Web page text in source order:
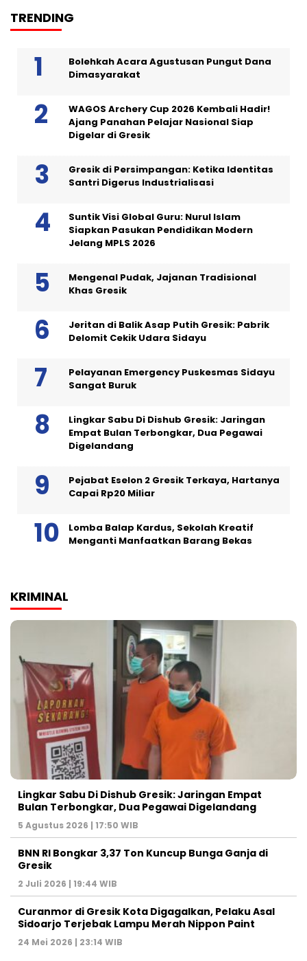
TRENDING
Bolehkah Acara Agustusan Pungut Dana
Dimasyarakat
WAGOS Archery Cup 2026 Kembali Hadir!
Ajang Panahan Pelajar Nasional Siap
Digelar di Gresik
Gresik di Persimpangan: Ketika Identitas
Santri Digerus Industrialisasi
Suntik Visi Global Guru: Nurul Islam
Siapkan Pasukan Pendidikan Modern
Jelang MPLS 2026
Mengenal Pudak, Jajanan Tradisional
Khas Gresik
Jeritan di Balik Asap Putih Gresik: Pabrik
Delomit Cekik Udara Sidayu
Pelayanan Emergency Puskesmas Sidayu
Sangat Buruk
Lingkar Sabu Di Dishub Gresik: Jaringan
Empat Bulan Terbongkar, Dua Pegawai
Digelandang
Pejabat Eselon 2 Gresik Terkaya, Hartanya
Capai Rp20 Miliar
Lomba Balap Kardus, Sekolah Kreatif
Menganti Manfaatkan Barang Bekas
KRIMINAL
Lingkar Sabu Di Dishub Gresik: Jaringan Empat
Bulan Terbongkar, Dua Pegawai Digelandang
5 Agustus 2026 | 17:50 WIB
BNN RI Bongkar 3,37 Ton Kuncup Bunga Ganja di
Gresik
2 Juli 2026 | 19:44 WIB
Curanmor di Gresik Kota Digagalkan, Pelaku Asal
Sidoarjo Terjebak Lampu Merah Nippon Paint
24 Mei 2026 | 23:14 WIB